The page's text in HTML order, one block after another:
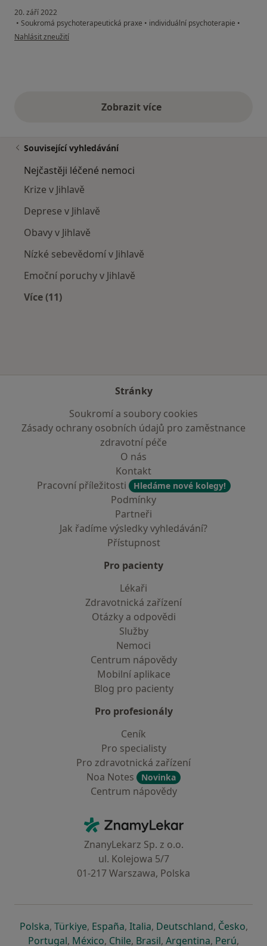
20. září 2022
• Soukromá psychoterapeutická praxe • individuální psychoterapie •
podle názoru uživatele Hana Š.
Nahlásit zneužití
Zobrazit vícevýše uvedené názory
Související vyhledávání
Nejčastěji léčené nemoci
Krize v Jihlavě
Deprese v Jihlavě
Obavy v Jihlavě
Nízké sebevědomí v Jihlavě
Emoční poruchy v Jihlavě
Více (11)
Stránky
Soukromí a soubory cookies
Zásady ochrany osobních údajů pro zaměstnance
zdravotní péče
O nás
Kontakt
Pracovní příležitosti
Hledáme nové kolegy!
Podmínky
Partneři
Jak řadíme výsledky vyhledávání?
Přístupnost
Pro pacienty
Lékaři
Zdravotnická zařízení
Otázky a odpovědi
Služby
Nemoci
Centrum nápovědy
Mobilní aplikace
Blog pro pacienty
Pro profesionály
Ceník
Pro specialisty
Pro zdravotnická zařízení
Noa Notes
Novinka
Centrum nápovědy
ZnamyLekar - Hlavní stránka
ZnanyLekarz Sp. z o.o.
ul. Kolejowa 5/7
01-217 Warszawa, Polska
Polskase otevře v nové záložce
, Türkiyese otevře v nové záložce
, Españase otevře v nové záložce
, Italiase otevře v nové záložce
, Deutschlandse otevře v
, Českose
,
Portugalse otevře v nové záložce
, Méxicose otevře v nové záložce
, Chilese otevře v nové záložce
, Brasilse otevře v nové
, Argentinase otevře v
, Perúse
,